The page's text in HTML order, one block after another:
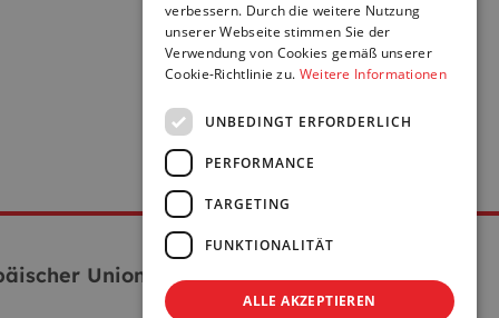
Union:
verbessern. Durch die weitere Nutzung
unserer Webseite stimmen Sie der
Verwendung von Cookies gemäß unserer
Cookie-Richtlinie zu. Weitere Informationen
UNBEDINGT ERFORDERLICH
PERFORMANCE
TARGETING
FUNKTIONALITÄT
ALLE AKZEPTIEREN